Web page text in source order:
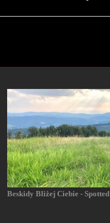
Beskidy Bliżej Ciebie - Spotted